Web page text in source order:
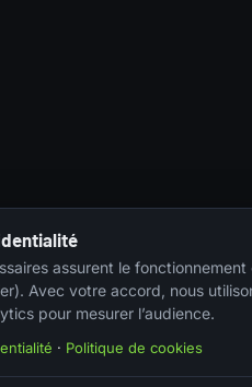
assurent le fonctionnement
Avec votre accord, nous
pour mesurer l’audience.
· Politique de cookies